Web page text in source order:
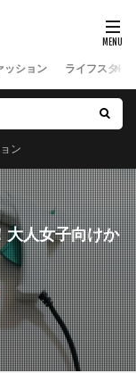
ッション ライフスタイ
ン
大人女子向けか